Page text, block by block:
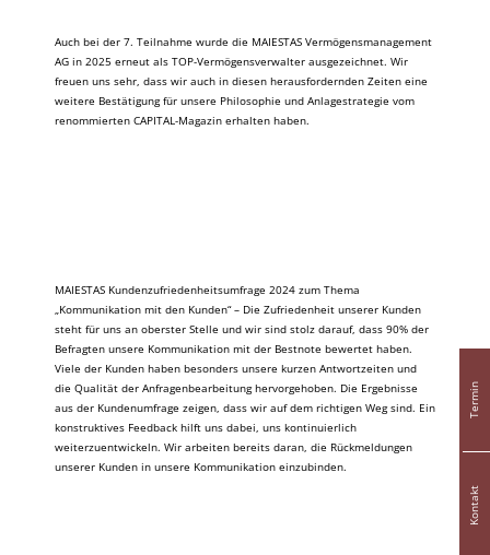
Auch bei der 7. Teilnahme wurde die MAIESTAS Vermögensmanagement
AG in 2025 erneut als TOP-Vermögensverwalter ausgezeichnet. Wir
freuen uns sehr, dass wir auch in diesen herausfordernden Zeiten eine
weitere Bestätigung für unsere Philosophie und Anlagestrategie vom
renommierten CAPITAL-Magazin erhalten haben.
MAIESTAS Kundenzufriedenheitsumfrage 2024 zum Thema
„Kommunikation mit den Kunden“ – Die Zufriedenheit unserer Kunden
steht für uns an oberster Stelle und wir sind stolz darauf, dass 90% der
Befragten unsere Kommunikation mit der Bestnote bewertet haben.
Viele der Kunden haben besonders unsere kurzen Antwortzeiten und
die Qualität der Anfragenbearbeitung hervorgehoben. Die Ergebnisse
aus der Kundenumfrage zeigen, dass wir auf dem richtigen Weg sind. Ein
konstruktives Feedback hilft uns dabei, uns kontinuierlich
weiterzuentwickeln. Wir arbeiten bereits daran, die Rückmeldungen
unserer Kunden in unsere Kommunikation einzubinden.
Kontakt
Termin